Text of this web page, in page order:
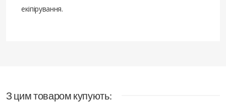
екіпірування.
З цим товаром купують: